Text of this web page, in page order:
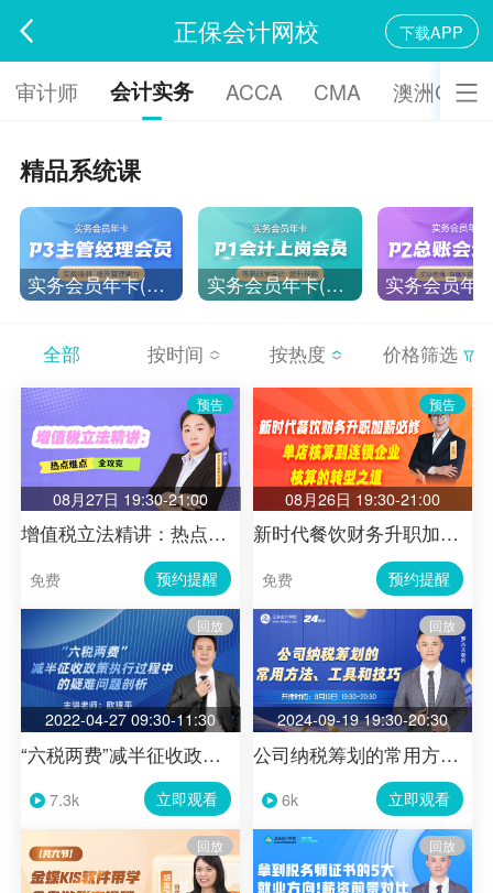
正保会计网校 下载APP
审计师 会计实务 ACCA CMA 澳洲CPA
精品系统课
实务会员年卡(P3主管经理) 实务会员年卡(P1会计上岗)
全部 按时间 按热度 价格筛选
08月27日 19:30-21:00
预告
增值税立法精讲：热点难点全攻克
免费 预约提醒
08月26日 19:30-21:00
预告
新时代餐饮财务升职加薪必修课：单店核算到连锁企业核算的转型之道
免费 预约提醒
2022-04-27 09:30-11:30
回放
“六税两费”减半征收政策执行过程中的疑难问题剖析
7.3k 立即观看
2024-09-19 19:30-20:30
回放
公司纳税筹划的常用方法、工具和技巧
6k 立即观看
回放 回放